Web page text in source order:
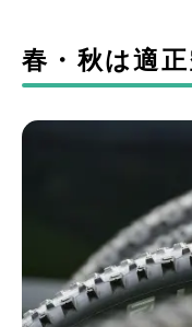
春・秋は適